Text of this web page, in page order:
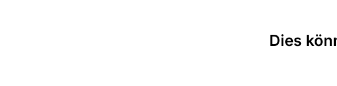
Dies